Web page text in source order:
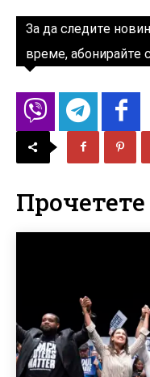
За да следите
време, абонирайте